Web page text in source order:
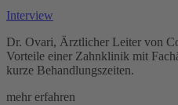
Interview
Dr. Ovari, Ärztlicher Leiter von
Vorteile einer Zahnklinik mit
kurze Behandlungszeiten.
mehr erfahren